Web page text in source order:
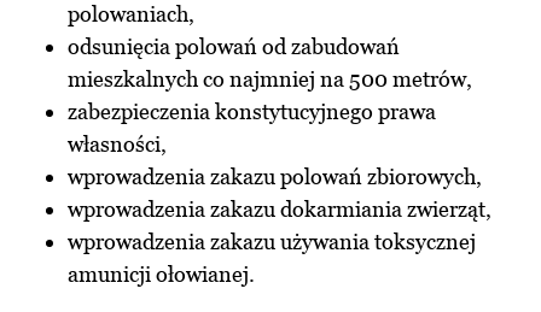
polowaniach,
odsunięcia polowań od zabudowań
mieszkalnych co najmniej na 500 metrów,
zabezpieczenia konstytucyjnego prawa
własności,
wprowadzenia zakazu polowań zbiorowych,
wprowadzenia zakazu dokarmiania zwierząt,
wprowadzenia zakazu używania toksycznej
amunicji ołowianej.